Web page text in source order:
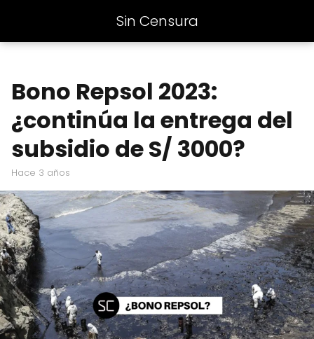
Sin Censura
Bono Repsol 2023:
¿continúa la entrega del
subsidio de S/ 3000?
hace 3 años